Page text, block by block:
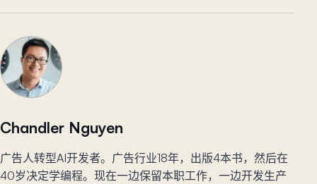
Chandler Nguyen
广告人转型AI开发者。广告行业18年，出版4本书，然后在
40岁决定学编程。现在一边保留本职工作，一边开发生产